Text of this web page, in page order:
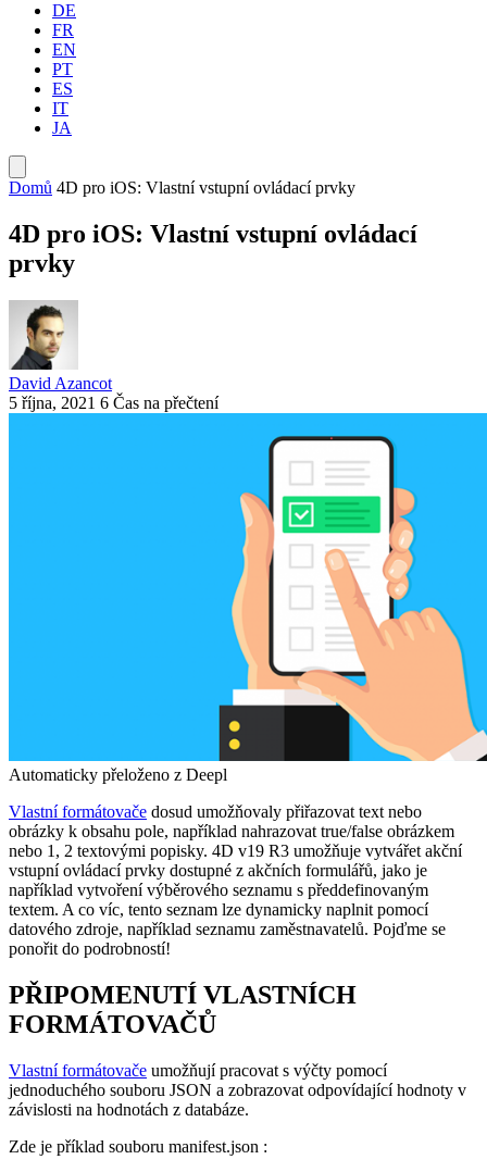
DE
FR
EN
PT
ES
IT
JA
Domů 4D pro iOS: Vlastní vstupní ovládací prvky
4D pro iOS: Vlastní vstupní ovládací
prvky
David Azancot
5 října, 2021 6 Čas na přečtení
Automaticky přeloženo z Deepl
Vlastní formátovače dosud umožňovaly přiřazovat text nebo
obrázky k obsahu pole, například nahrazovat true/false obrázkem
nebo 1, 2 textovými popisky. 4D v19 R3 umožňuje vytvářet akční
vstupní ovládací prvky dostupné z akčních formulářů, jako je
například vytvoření výběrového seznamu s předdefinovaným
textem. A co víc, tento seznam lze dynamicky naplnit pomocí
datového zdroje, například seznamu zaměstnavatelů. Pojďme se
ponořit do podrobností!
PŘIPOMENUTÍ VLASTNÍCH
FORMÁTOVAČŮ
Vlastní formátovače umožňují pracovat s výčty pomocí
jednoduchého souboru JSON a zobrazovat odpovídající hodnoty v
závislosti na hodnotách z databáze.
Zde je příklad souboru manifest.json :